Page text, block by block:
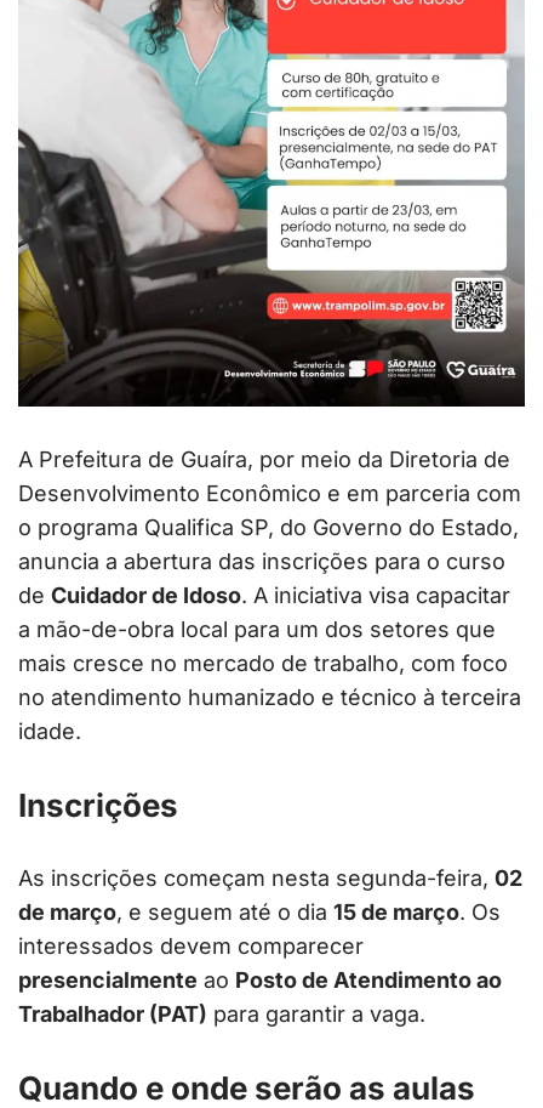
A Prefeitura de Guaíra, por meio da Diretoria de
Desenvolvimento Econômico e em parceria com
o programa Qualifica SP, do Governo do Estado,
anuncia a abertura das inscrições para o curso
de Cuidador de Idoso. A iniciativa visa capacitar
a mão-de-obra local para um dos setores que
mais cresce no mercado de trabalho, com foco
no atendimento humanizado e técnico à terceira
idade.
Inscrições
As inscrições começam nesta segunda-feira, 02
de março, e seguem até o dia 15 de março. Os
interessados devem comparecer
presencialmente ao Posto de Atendimento ao
Trabalhador (PAT) para garantir a vaga.
Quando e onde serão as aulas